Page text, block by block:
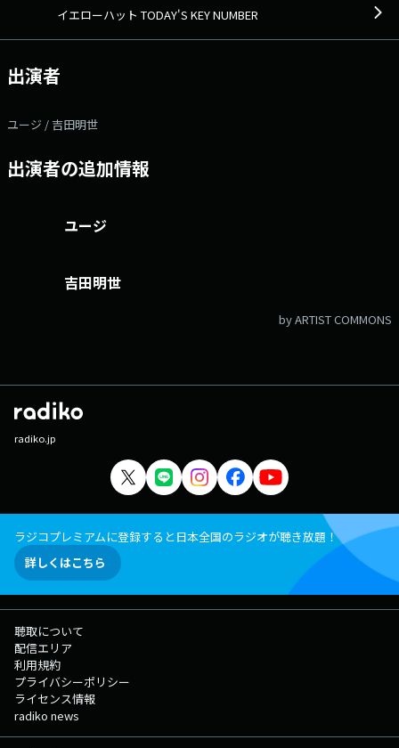
イエローハット TODAY'S KEY NUMBER
出演者
ユージ / 吉田明世
出演者の追加情報
ユージ
吉田明世
by ARTIST COMMONS
radiko.jp
ラジコプレミアムに登録すると日本全国のラジオが聴き放題！
詳しくはこちら
聴取について
配信エリア
利用規約
プライバシーポリシー
ライセンス情報
radiko news